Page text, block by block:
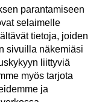
parantamiseen
selaimelle
tietoja, joiden
sivuilla näkemiäsi
liittyviä
myös tarjota
ja